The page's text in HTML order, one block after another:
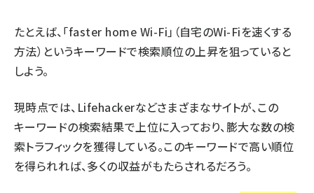
たとえば、「faster home Wi-Fi」（自宅のWi-Fiを速くする
方法）というキーワードで検索順位の上昇を狙っていると
しよう。
現時点では、Lifehackerなどさまざまなサイトが、この
キーワードの検索結果で上位に入っており、膨大な数の検
索トラフィックを獲得している。このキーワードで高い順位
を得られれば、多くの収益がもたらされるだろう。